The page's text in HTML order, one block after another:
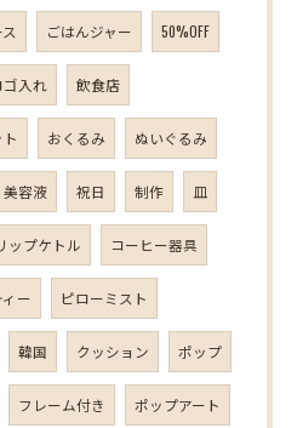
ごはんジャー 50%OFF
ゴ入れ 飲食店
おくるみ ぬいぐるみ
美容液 祝日 制作 皿
ップケトル コーヒー器具
ー ピローミスト
韓国 クッション ポップ
フレーム付き ポップアート